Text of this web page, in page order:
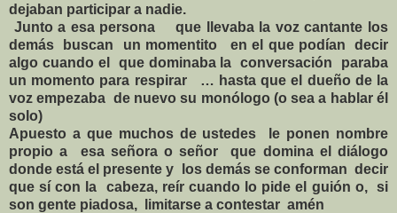
dejaban participar a nadie.
Junto a esa persona
que llevaba la voz cantante los
demás
buscan un momentito en el que podían
decir
algo cuando el
que dominaba la conversación
paraba
un momento para respirar
… hasta que el dueño de la
voz empezaba de nuevo su monólogo (o sea a hablar él
solo)
Apuesto a que muchos de ustedes
le ponen nombre
propio a
esa señora o señor
que domina el diálogo
donde está el presente y
los demás se conforman decir
que sí con la
cabeza, reír cuando lo pide el guión o,
si
son gente piadosa,
limitarse a contestar amén